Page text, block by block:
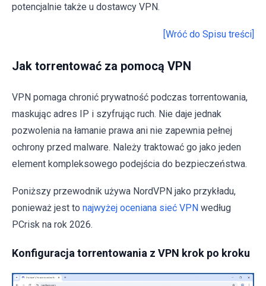
potencjalnie także u dostawcy VPN.
[Wróć do Spisu treści]
Jak torrentować za pomocą VPN
VPN pomaga chronić prywatność podczas torrentowania,
maskując adres IP i szyfrując ruch. Nie daje jednak
pozwolenia na łamanie prawa ani nie zapewnia pełnej
ochrony przed malware. Należy traktować go jako jeden
element kompleksowego podejścia do bezpieczeństwa.
Poniższy przewodnik używa NordVPN jako przykładu,
ponieważ jest to najwyżej oceniana sieć VPN według
PCrisk na rok 2026.
Konfiguracja torrentowania z VPN krok po kroku